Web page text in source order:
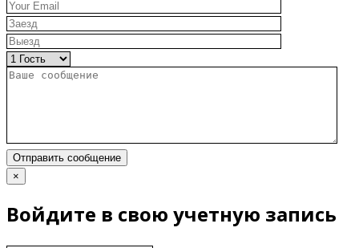
Отправить сообщение
×
Войдите в свою учетную запись